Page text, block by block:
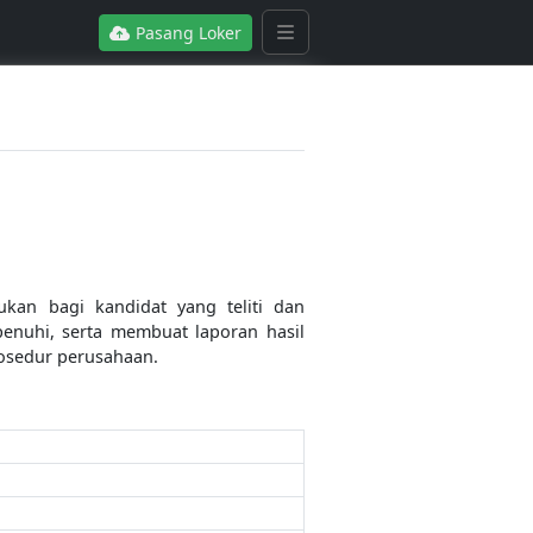
Pasang Loker
bagi kandidat yang teliti dan
serta membuat laporan hasil
perusahaan.